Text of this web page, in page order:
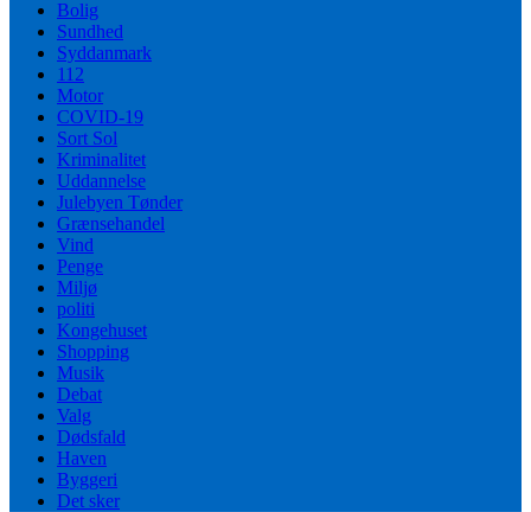
Bolig
Sundhed
Syddanmark
112
Motor
COVID-19
Sort Sol
Kriminalitet
Uddannelse
Julebyen Tønder
Grænsehandel
Vind
Penge
Miljø
politi
Kongehuset
Shopping
Musik
Debat
Valg
Dødsfald
Haven
Byggeri
Det sker